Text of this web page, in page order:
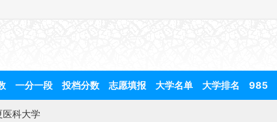
一分一段 投档分数 志愿填报 大学名单 大学排名 985
科大学